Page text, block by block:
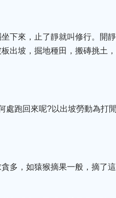
下來，止了靜就叫修行。開
出坡，掘地種田，搬磚挑土，
處跑回來呢?以出坡勞動為打
多，如猿猴摘果一般，摘了